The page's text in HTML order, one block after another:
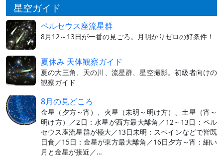
星空ガイド
ペルセウス座流星群
8月12～13日が一番の見ごろ。月明かりゼロの好条件！
夏休み 天体観察ガイド
夏の大三角、天の川、流星群、星空撮影。初級者向けの
観察ガイド
8月の見どころ
金星（夕方～宵）、火星（未明～明け方）、土星（宵～
明け方）／2日：水星が西方最大離角／12～13日：ペル
セウス座流星群が極大／13日未明：スペインなどで皆既
日食／15日：金星が東方最大離角／16日夕方～宵：細い
月と金星が接近／…